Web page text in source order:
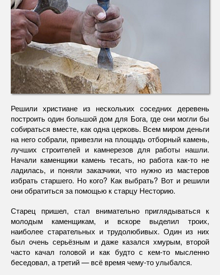
Решили христиане из нескольких соседних деревень
построить один большой дом для Бога, где они могли бы
собираться вместе, как одна церковь. Всем миром деньги
на него собрали, привезли на площадь отборный камень,
лучших строителей и камнерезов для работы нашли.
Начали каменщики камень тесать, но работа как-то не
ладилась, и поняли заказчики, что нужно из мастеров
избрать старшего. Но кого? Как выбрать? Вот и решили
они обратиться за помощью к старцу Несторию.
Старец пришел, стал внимательно приглядываться к
молодым каменщикам, и вскоре выделил троих,
наиболее старательных и трудолюбивых. Один из них
был очень серьёзным и даже казался хмурым, второй
часто качал головой и как будто с кем-то мысленно
беседовал, а третий — всё время чему-то улыбался.